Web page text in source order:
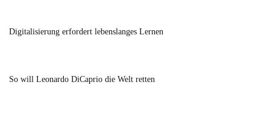
Digitalisierung erfordert lebenslanges Lernen
So will Leonardo DiCaprio die Welt retten